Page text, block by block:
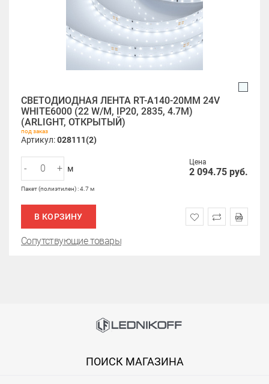
СВЕТОДИОДНАЯ ЛЕНТА RT-A140-20MM 24V
WHITE6000 (22 W/M, IP20, 2835, 4.7M)
(ARLIGHT, ОТКРЫТЫЙ)
под заказ
Артикул:028111(2)
Цена
2 094.75 руб.
- + м
Пакет (полиэтилен) : 4.7 м
В КОРЗИНУ
Сопутствующие товары
ПОИСК МАГАЗИНА